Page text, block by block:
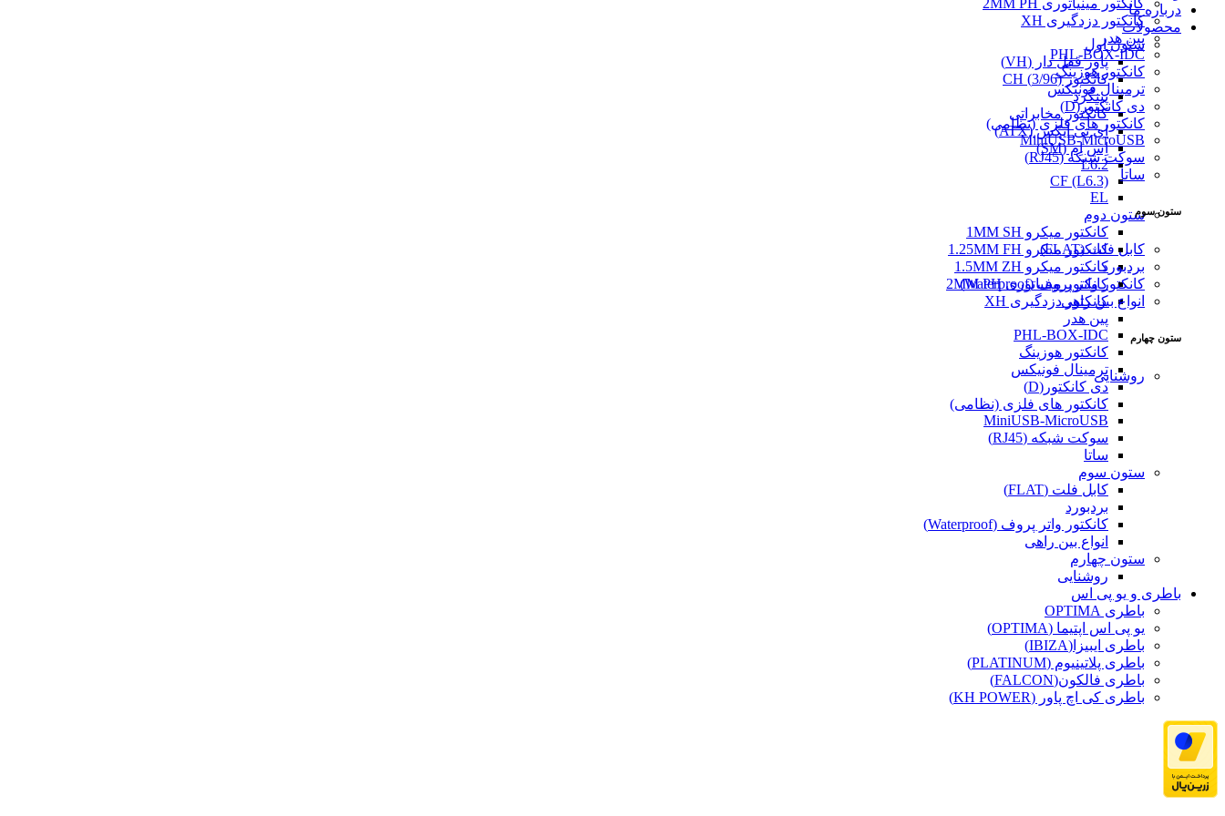
کانکتور دزدگیری XH
پین هدر
PHL-BOX-IDC
کانکتور هوزینگ
ترمینال فونیکس
دی کانکتور(D)
کانکتور های فلزی (نظامی)
MiniUSB-MicroUSB
سوکت شبکه (RJ45)
ساتا
ستون سوم
کابل فلت (FLAT)
بردبورد
کانکتور واتر پروف (Waterproof)
انواع بین راهی
ستون چهارم
روشنایی
درباره ما
محصولات
ستون اول
پاور قفل دار (VH)
کانکتور (3/96) CH
پینگرد
کانکتور مخابراتی
ای تی ایکس (ATX)
اِس اِم (SM)
L6.2
CF (L6.3)
EL
ستون دوم
کانکتور میکرو 1MM SH
کانکتور میکرو 1.25MM FH
کانکتور میکرو 1.5MM ZH
کانکتور مینیاتوری 2MM PH
کانکتور دزدگیری XH
پین هدر
PHL-BOX-IDC
کانکتور هوزینگ
ترمینال فونیکس
دی کانکتور(D)
کانکتور های فلزی (نظامی)
MiniUSB-MicroUSB
سوکت شبکه (RJ45)
ساتا
ستون سوم
کابل فلت (FLAT)
بردبورد
کانکتور واتر پروف (Waterproof)
انواع بین راهی
ستون چهارم
روشنایی
باطری و یو پی اس
باطری OPTIMA
یو پی اس اپتیما (OPTIMA)
باطری ایبیزا(IBIZA)
باطری پلاتینیوم (PLATINUM)
باطری فالکون(FALCON)
باطری کی اچ پاور (KH POWER)